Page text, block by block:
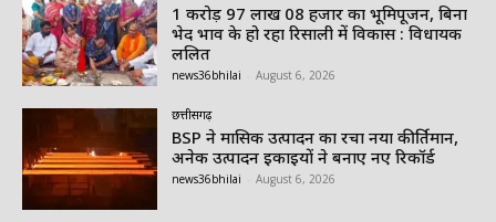
1 करोड़ 97 लाख 08 हजार का भूमिपूजन, बिना
भेद भाव के हो रहा रिसाली में विकास : विधायक
ललित
news36bhilai August 6, 2026
छत्तीसगढ़
BSP ने मासिक उत्पादन का रचा नया कीर्तिमान,
अनेक उत्पादन इकाइयों ने बनाए नए रिकॉर्ड
news36bhilai August 6, 2026